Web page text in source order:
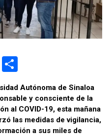
E
m
p
ar
Autónoma de Sinaloa
y consciente de la
al COVID-19, esta mañana
las medidas de vigilancia,
a sus miles de